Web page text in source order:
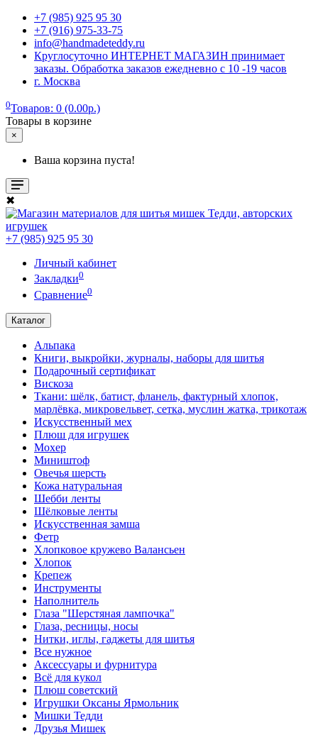
+7 (985) 925 95 30
+7 (916) 975-33-75
info@handmadeteddy.ru
Круглосуточно ИНТЕРНЕТ МАГАЗИН принимает
заказы. Обработка заказов ежедневно с 10 -19 часов
г. Москва
0Товаров: 0 (0.00р.)
Товары в корзине
×
Ваша корзина пуста!
✖
+7 (985) 925 95 30
Личный кабинет
Закладки0
Сравнение0
Каталог
Альпака
Книги, выкройки, журналы, наборы для шитья
Подарочный сертификат
Вискоза
Ткани: шёлк, батист, фланель, фактурный хлопок,
марлёвка, микровельвет, сетка, муслин жатка, трикотаж
Искусственный мех
Плюш для игрушек
Мохер
Миништоф
Овечья шерсть
Кожа натуральная
Шебби ленты
Шёлковые ленты
Искусственная замша
Фетр
Хлопковое кружево Валансьен
Хлопок
Крепеж
Инструменты
Наполнитель
Глаза "Шерстяная лампочка"
Глаза, ресницы, носы
Нитки, иглы, гаджеты для шитья
Все нужное
Аксессуары и фурнитура
Всё для кукол
Плюш советский
Игрушки Оксаны Ярмольник
Мишки Тедди
Друзья Мишек